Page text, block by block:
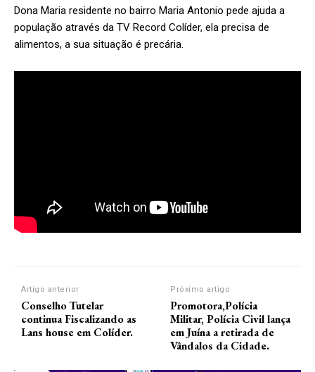
Dona Maria residente no bairro Maria Antonio pede ajuda a
população através da TV Record Colíder, ela precisa de
alimentos, a sua situação é precária.
Artigo anterior
Conselho Tutelar
continua Fiscalizando as
Lans house em Colíder.
Próximo artigo
Promotora,Polícia
Militar, Polícia Civil lança
em Juína a retirada de
Vândalos da Cidade.